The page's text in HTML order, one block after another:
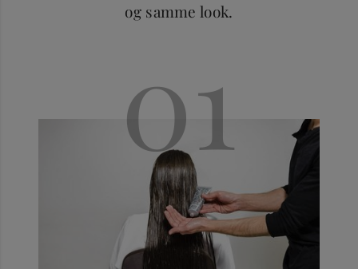
og samme look.
01